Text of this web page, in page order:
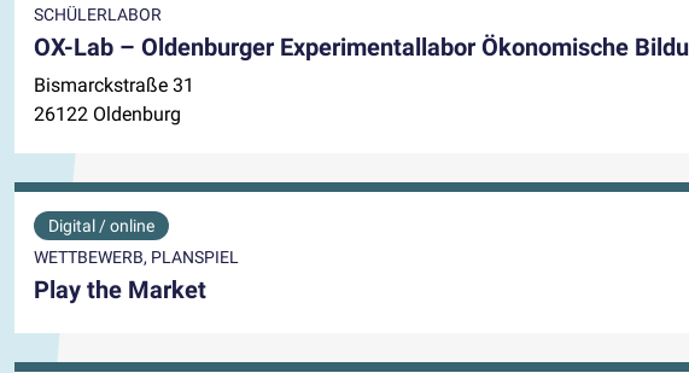
SCHÜLERLABOR
OX-Lab – Oldenburger Experimentallabor Ökonomische
Bismarckstraße 31
26122 Oldenburg
Digital / online
WETTBEWERB, PLANSPIEL
Play the Market